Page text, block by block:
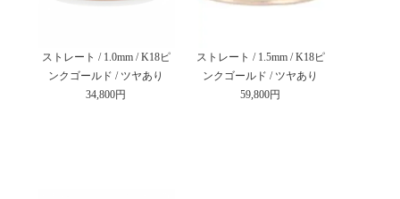
ストレート / 1.0mm / K18ピ
ンクゴールド / ツヤあり
34,800円
ストレート / 1.5mm / K18ピ
ンクゴールド / ツヤあり
59,800円